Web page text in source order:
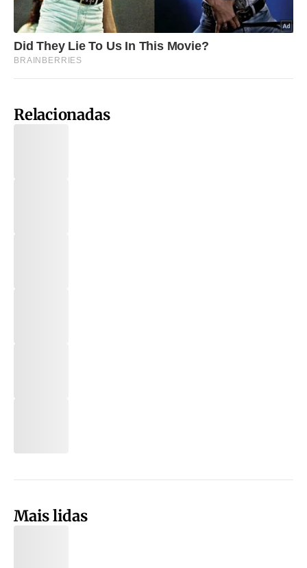
Relacionadas
Mais lidas